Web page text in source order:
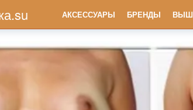
АКСЕССУАРЫ БРЕНДЫ